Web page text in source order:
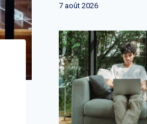
7 août 2026